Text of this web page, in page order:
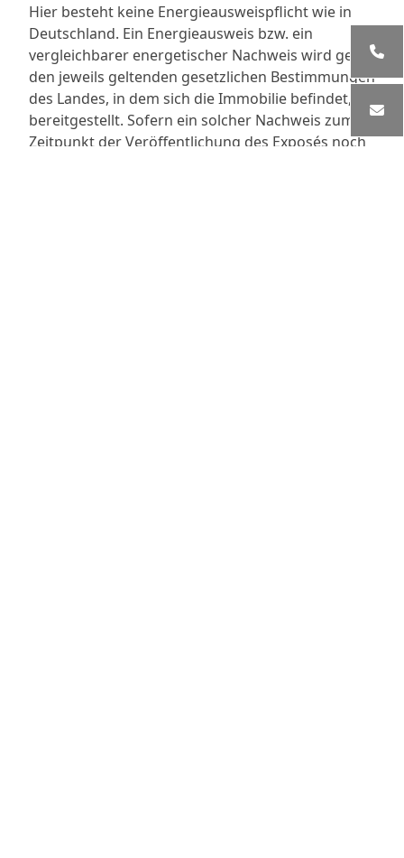
Hier besteht keine Energieausweispflicht wie in
Deutschland. Ein Energieausweis bzw. ein
vergleichbarer energetischer Nachweis wird gemäß
den jeweils geltenden gesetzlichen Bestimmungen
des Landes, in dem sich die Immobilie befindet,
bereitgestellt. Sofern ein solcher Nachweis zum
Zeitpunkt der Veröffentlichung des Exposés noch